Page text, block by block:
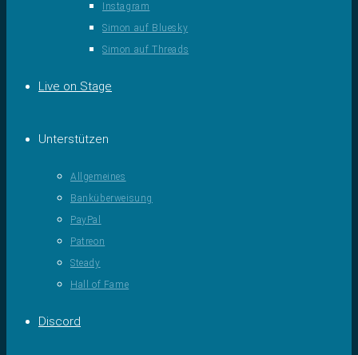
Instagram
Simon auf Bluesky
Simon auf Threads
Live on Stage
Unterstützen
Allgemeines
Banküberweisung
PayPal
Patreon
Steady
Hall of Fame
Discord